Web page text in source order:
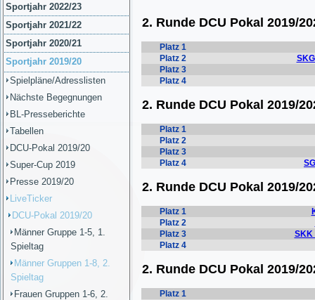
Sportjahr 2022/23
Sportjahr 2021/22
Sportjahr 2020/21
Sportjahr 2019/20
Spielpläne/Adresslisten
Nächste Begegnungen
BL-Presseberichte
Tabellen
DCU-Pokal 2019/20
Super-Cup 2019
Presse 2019/20
LiveTicker
DCU-Pokal 2019/20
Männer Gruppe 1-5, 1.
Spieltag
Männer Gruppen 1-8, 2.
Spieltag
Frauen Gruppen 1-6, 2.